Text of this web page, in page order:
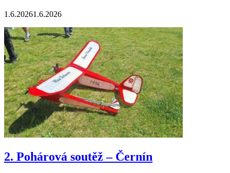
1.6.20261.6.2026
2. Pohárová soutěž – Černín